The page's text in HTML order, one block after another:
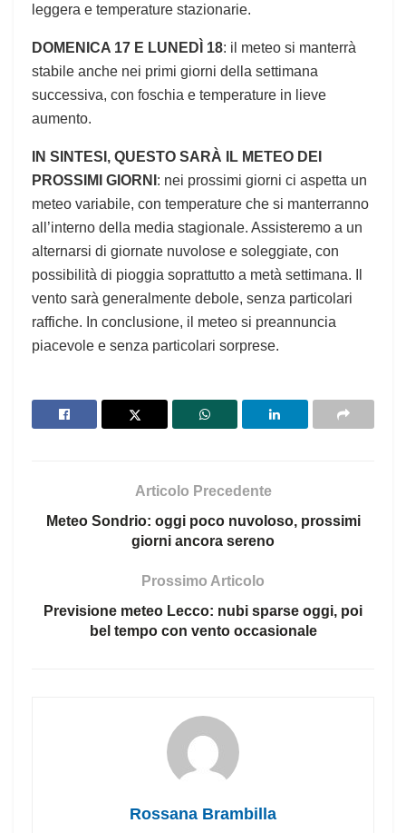
leggera e ​temperature stazionarie.
DOMENICA ⁤17 E LUNEDÌ 18: il meteo‌ si manterrà
⁢stabile anche nei primi giorni della settimana ​
successiva, con foschia e temperature in lieve
aumento.
IN SINTESI, QUESTO SARÀ IL METEO⁣ DEI
PROSSIMI GIORNI : nei prossimi giorni​ ci aspetta un
meteo ⁤variabile, con temperature che si manterranno
all’interno‌ della media stagionale. Assisteremo a un
alternarsi di giornate nuvolose e soleggiate,‌ con
possibilità ⁢di pioggia soprattutto a⁢ metà settimana. Il
vento sarà generalmente debole, senza particolari
raffiche. In conclusione, il meteo si preannuncia
piacevole e senza‌ particolari sorprese.
Articolo Precedente
Meteo Sondrio: oggi poco nuvoloso, prossimi
giorni ancora sereno
Prossimo Articolo
Previsione meteo Lecco: nubi sparse oggi, poi
bel tempo con vento occasionale
Rossana Brambilla